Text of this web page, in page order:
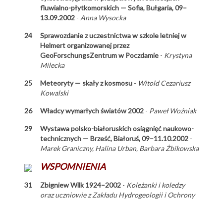
fluwialno-płytkomorskich — Sofia, Bułgaria, 09–
13.09.2002- Anna Wysocka
24
Sprawozdanie z uczestnictwa w szkole letniej w
Helmert organizowanej przez
GeoForschungsZentrum w Poczdamie- Krystyna
Milecka
25 Meteoryty — skały z kosmosu- Witold Cezariusz
Kowalski
26 Władcy wymarłych światów 2002- Paweł Woźniak
29
Wystawa polsko-białoruskich osiągnięć naukowo-
technicznych — Brześć, Białoruś, 09–11.10.2002-
Marek Graniczny, Halina Urban, Barbara Żbikowska
WSPOMNIENIA
31 Zbigniew Wilk 1924–2002- Koleżanki i koledzy
oraz uczniowie z Zakładu Hydrogeologii i Ochrony